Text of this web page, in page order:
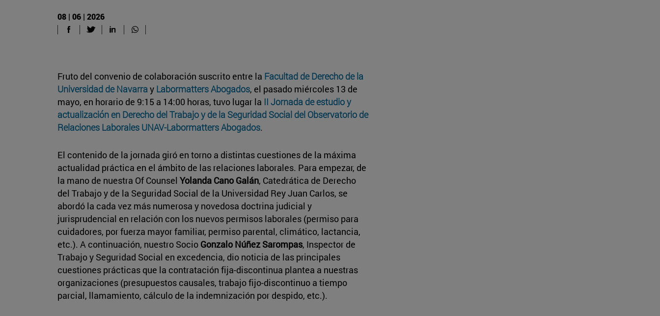
08 | 06 | 2026
Fruto del convenio de colaboración suscrito entre la Facultad de Derecho de la
Universidad de Navarray Labormatters Abogados, el pasado miércoles 13 de
mayo, en horario de 9:15 a 14:00 horas, tuvo lugar la II Jornada de estudio y
actualización en Derecho del Trabajo y de la Seguridad Social del Observatorio de
Relaciones Laborales UNAV-Labormatters Abogados.
El contenido de la jornada giró en torno a distintas cuestiones de la máxima
actualidad práctica en el ámbito de las relaciones laborales. Para empezar, de
la mano de nuestra Of Counsel Yolanda Cano Galán, Catedrática de Derecho
del Trabajo y de la Seguridad Social de la Universidad Rey Juan Carlos, se
abordó la cada vez más numerosa y novedosa doctrina judicial y
jurisprudencial en relación con los nuevos permisos laborales (permiso para
cuidadores, por fuerza mayor familiar, permiso parental, climático, lactancia,
etc.). A continuación, nuestro Socio Gonzalo Núñez Sarompas, Inspector de
Trabajo y Seguridad Social en excedencia, dio noticia de las principales
cuestiones prácticas que la contratación fija-discontinua plantea a nuestras
organizaciones (presupuestos causales, trabajo fijo-discontinuo a tiempo
parcial, llamamiento, cálculo de la indemnización por despido, etc.).